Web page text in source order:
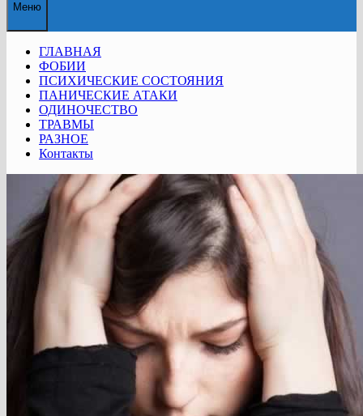
Меню
ГЛАВНАЯ
ФОБИИ
ПСИХИЧЕСКИЕ СОСТОЯНИЯ
ПАНИЧЕСКИЕ АТАКИ
ОДИНОЧЕСТВО
ТРАВМЫ
РАЗНОЕ
Контакты